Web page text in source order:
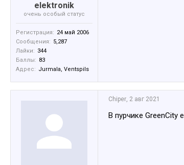
elektronik
очень особый статус
Регистрация: 24 май 2006
Сообщения: 5,287
Лайки: 344
Баллы: 83
Адрес: Jurmala, Ventspils
Chiper, 2 авг 2021
В пурчике GreenCity